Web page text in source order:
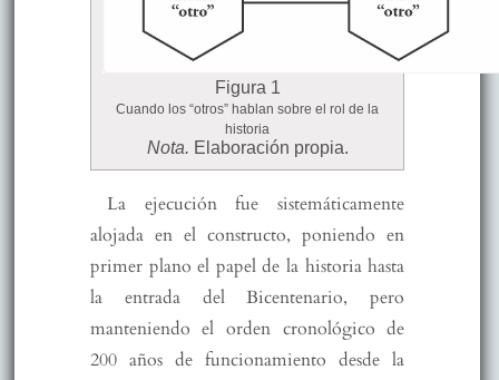
Figura 1
Cuando los “otros” hablan sobre el rol de la
historia
Nota. Elaboración propia.
La ejecución fue sistemáticamente
alojada en el constructo, poniendo en
primer plano el papel de la historia hasta
la entrada del Bicentenario, pero
manteniendo el orden cronológico de
200 años de funcionamiento desde la